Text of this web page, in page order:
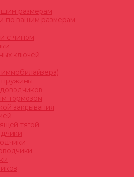
размерам
по вашим размерам
с чипом
ключей
тормозом
закрывания
тягой